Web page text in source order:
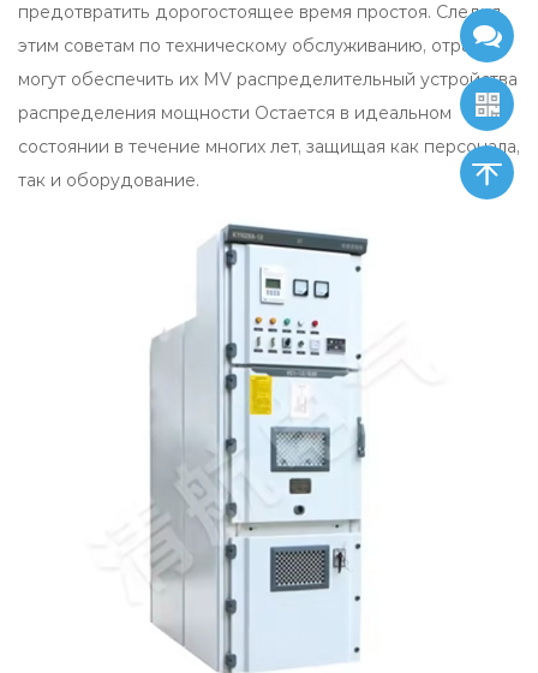
предотвратить дорогостоящее время простоя. Следуя
этим советам по техническому обслуживанию, отрасли
могут обеспечить их MV распределительный устройства
распределения мощности Остается в идеальном
состоянии в течение многих лет, защищая как персонала,
так и оборудование.